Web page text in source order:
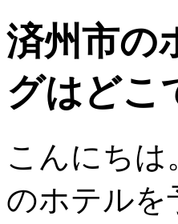
済州市の
グはどこ
こんにちは
のホテルを